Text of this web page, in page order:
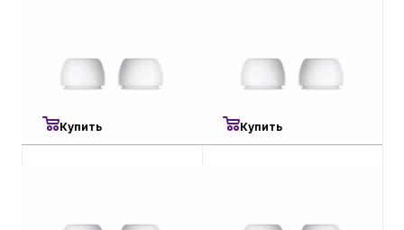
Амбушюры для AirPods Pro
3 Size L 2шт. White
Есть в наличии
Купить
Амбушюры для AirPods Pro
3 Size XXS 2шт. White
Есть в наличии
Купить
Амбушюры для AirPods Pro
Амбушюры для AirPods Pro